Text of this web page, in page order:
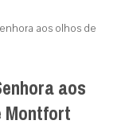
aos olhos de
aos
Montfort